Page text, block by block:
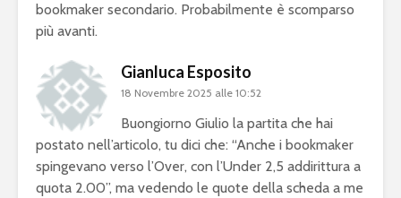
bookmaker secondario. Probabilmente è scomparso
più avanti.
Gianluca Esposito
18 Novembre 2025 alle 10:52
Buongiorno Giulio la partita che hai
postato nell’articolo, tu dici che: “Anche i bookmaker
spingevano verso l’Over, con l’Under 2,5 addirittura a
quota 2.00”, ma vedendo le quote della scheda a me